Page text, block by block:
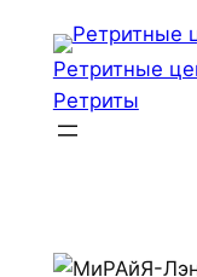
Перейти
содержимому
Ретритные
Ретриты